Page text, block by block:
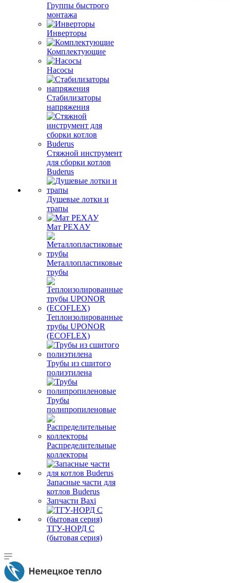
Группы быстрого
монтажа
Инверторы
Комплектующие
Насосы
Стабилизаторы
напряжения
Стяжной инструмент
для сборки котлов
Buderus
Душевые лотки и
трапы
Мат РЕХАУ
Металлопластиковые
трубы
Теплоизолированные
трубы UPONOR
(ECOFLEX)
Трубы из сшитого
полиэтилена
Трубы
полипропиленовые
Распределительные
коллекторы
Запасные части для
котлов Buderus
Запчасти Baxi
ТГУ-НОРД С
(бытовая серия)